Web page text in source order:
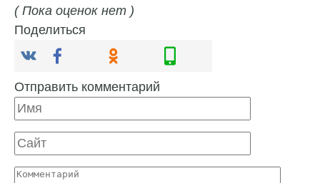
( Пока оценок нет )
Поделиться
Отправить комментарий
Имя
Сайт
Комментарий